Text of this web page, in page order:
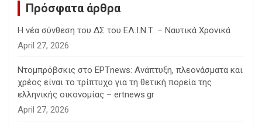
Πρόσφατα άρθρα
Η νέα σύνθεση του ΔΣ του ΕΛ.Ι.Ν.Τ. – Ναυτικά Χρονικά
April 27, 2026
Ντομπρόβσκις στο ΕΡΤnews: Ανάπτυξη, πλεονάσματα και
χρέος είναι το τρίπτυχο για τη θετική πορεία της
ελληνικής οικονομίας – ertnews.gr
April 27, 2026